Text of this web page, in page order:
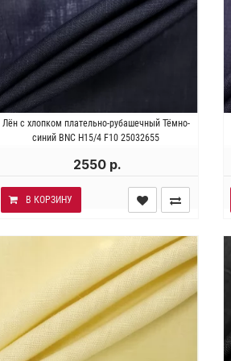
Лён с хлопком плательно-рубашечный Тёмно-
синий BNC Н15/4 F10 25032655
Италия . Состав 70% лён 30% хлопок.
Плотность ~100 гр/м2. Ширина 149 см.
2550 р.
В КОРЗИНУ